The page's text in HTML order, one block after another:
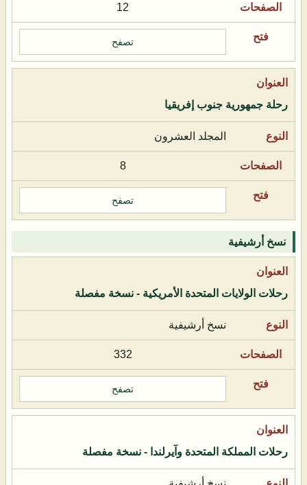
12
تصفح
رحلة جمهورية جنوب إفريقيا
المجلد العشرون
8
تصفح
نسخ أرشيفية
رحلات الولايات المتحدة الأمريكية - نسخة مفصلة
نسخ أرشيفية
332
تصفح
رحلات المملكة المتحدة وآيرلندا - نسخة مفصلة